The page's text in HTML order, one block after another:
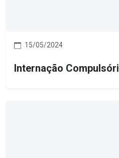
15/05/2024
Internação